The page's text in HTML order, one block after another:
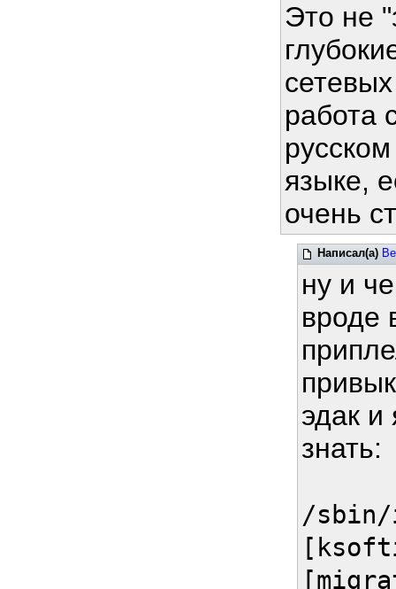
Это не
работа
русском
языке,
очень
Написал(а)
ну и
вроде
эдак и
знать:
/